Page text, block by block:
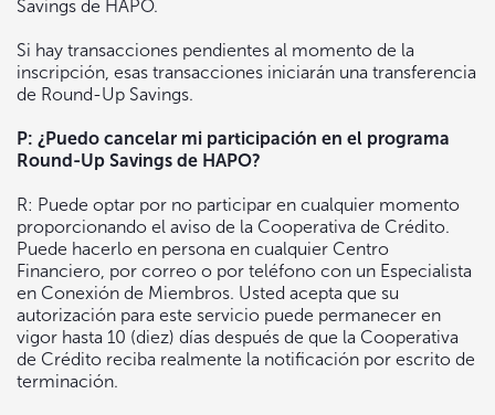
Savings de HAPO.
Si hay transacciones pendientes al momento de la
inscripción, esas transacciones iniciarán una transferencia
de Round-Up Savings.
P: ¿Puedo cancelar mi participación en el programa
Round-Up Savings de HAPO?
R: Puede optar por no participar en cualquier momento
proporcionando el aviso de la Cooperativa de Crédito.
Puede hacerlo en persona en cualquier Centro
Financiero, por correo o por teléfono con un Especialista
en Conexión de Miembros. Usted acepta que su
autorización para este servicio puede permanecer en
vigor hasta 10 (diez) días después de que la Cooperativa
de Crédito reciba realmente la notificación por escrito de
terminación.